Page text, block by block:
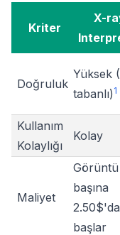
Kriter
X-
Doğruluk
Yüksek
tabanlı) 1
Kullanım
Kolaylığı
Kolay
Maliyet
Görüntü
başına
başlar